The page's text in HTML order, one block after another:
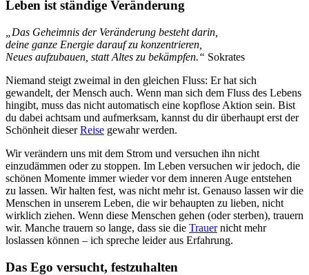
Leben ist ständige Veränderung
„Das Geheimnis der Veränderung besteht darin,
deine ganze Energie darauf zu konzentrieren,
Neues aufzubauen, statt Altes zu bekämpfen.“ Sokrates
Niemand steigt zweimal in den gleichen Fluss: Er hat sich
gewandelt, der Mensch auch. Wenn man sich dem Fluss des Lebens
hingibt, muss das nicht automatisch eine kopflose Aktion sein. Bist
du dabei achtsam und aufmerksam, kannst du dir überhaupt erst der
Schönheit dieserReise gewahr werden.
Wir verändern uns mit dem Strom und versuchen ihn nicht
einzudämmen oder zu stoppen. Im Leben versuchen wir jedoch, die
schönen Momente immer wieder vor dem inneren Auge entstehen
zu lassen. Wir halten fest, was nicht mehr ist. Genauso lassen wir die
Menschen in unserem Leben, die wir behaupten zu lieben, nicht
wirklich ziehen. Wenn diese Menschen gehen (oder sterben), trauern
wir. Manche trauern so lange, dass sie die Trauernicht mehr
loslassen können – ich spreche leider aus Erfahrung.
Das Ego versucht, festzuhalten